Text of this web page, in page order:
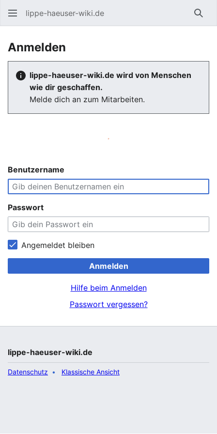
lippe-haeuser-wiki.de
Anmelden
lippe-haeuser-wiki.de wird von Menschen
wie dir geschaffen.
Melde dich an zum Mitarbeiten.
Benutzername
Passwort
Angemeldet bleiben
Anmelden
Hilfe beim Anmelden
Passwort vergessen?
lippe-haeuser-wiki.de
Datenschutz Klassische Ansicht